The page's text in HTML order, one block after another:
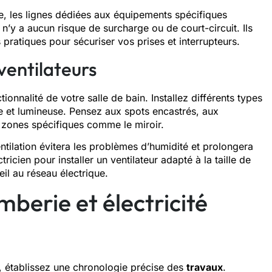
lignes dédiées aux équipements spécifiques
a aucun risque de surcharge ou de court-circuit. Ils
pour sécuriser vos prises et interrupteurs.
de votre salle de bain. Installez différents types
lumineuse. Pensez aux spots encastrés, aux
spécifiques comme le miroir.
évitera les problèmes d’humidité et prolongera
pour installer un ventilateur adapté à la taille de
au réseau électrique.
et électricité
une chronologie précise des travaux.